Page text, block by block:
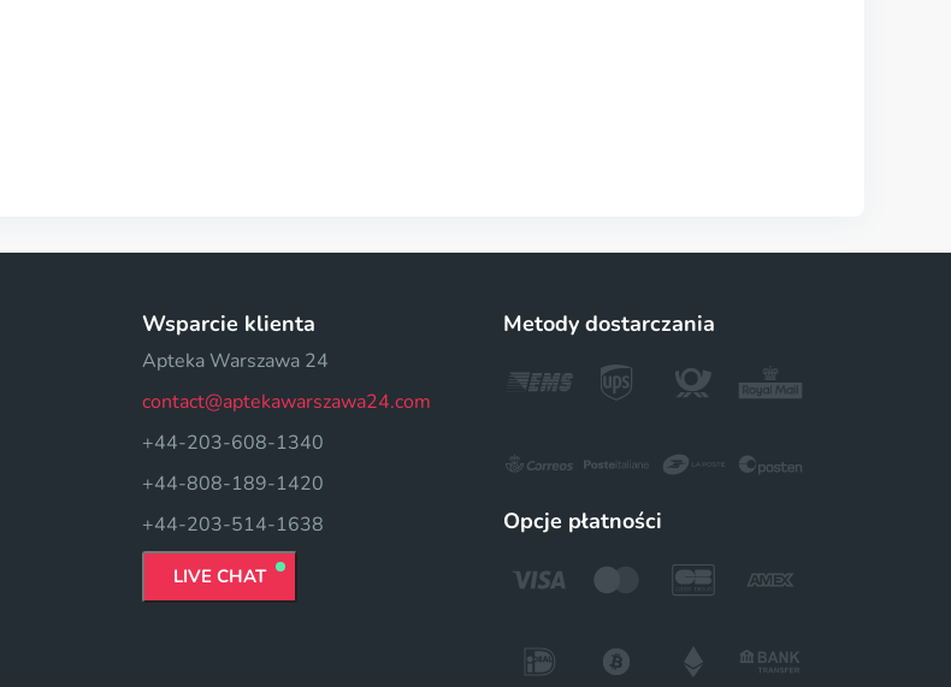
Wsparcie klienta
Apteka Warszawa 24
contact@aptekawarszawa24.com
+44-203-608-1340
+44-808-189-1420
+44-203-514-1638
LIVE CHAT
Metody dostarczania
Opcje płatności